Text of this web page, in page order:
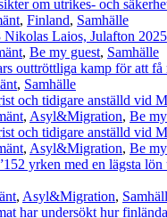
om utrikes- och
, Finland, Samhälle
Nikolas Laios, Julafton 2025
, Be my guest, Samhälle
outtröttliga kamp för att
, Samhälle
och tidigare anställd vid
, Asyl&Migration, Be
och tidigare anställd vid
, Asyl&Migration, Be
yrken med en lägsta
, Asyl&Migration,
har undersökt hur